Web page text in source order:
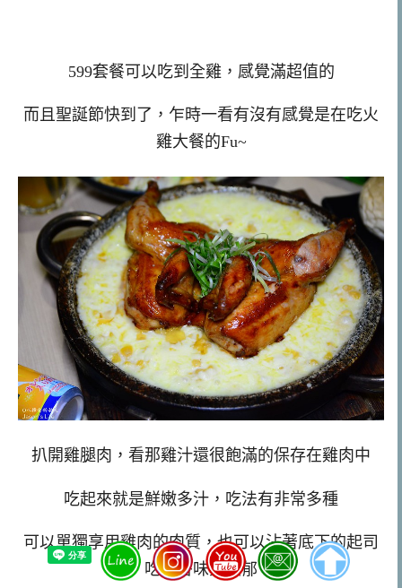
599套餐可以吃到全雞，感覺滿超值的
而且聖誕節快到了，乍時一看有沒有感覺是在吃火
雞大餐的Fu~
扒開雞腿肉，看那雞汁還很飽滿的保存在雞肉中
吃起來就是鮮嫩多汁，吃法有非常多種
可以單獨享用雞肉的肉質，也可以沾著底下的起司
吃，香味更濃郁